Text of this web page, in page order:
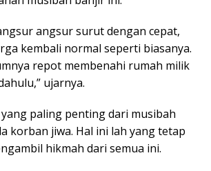
angsur surut dengan cepat,
kembali normal seperti biasanya.
repot membenahi rumah milik
ujarnya.
paling penting dari musibah
korban jiwa. Hal ini lah yang tetap
hikmah dari semua ini.